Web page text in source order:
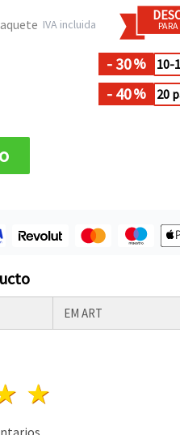
IVA incluida
- 30% 10-
- 40% 20
EM ART
4 estrellas
estrellas